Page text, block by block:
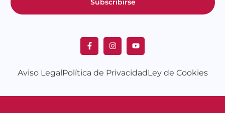
Subscribirse
Aviso LegalPolítica de PrivacidadLey de Cookies